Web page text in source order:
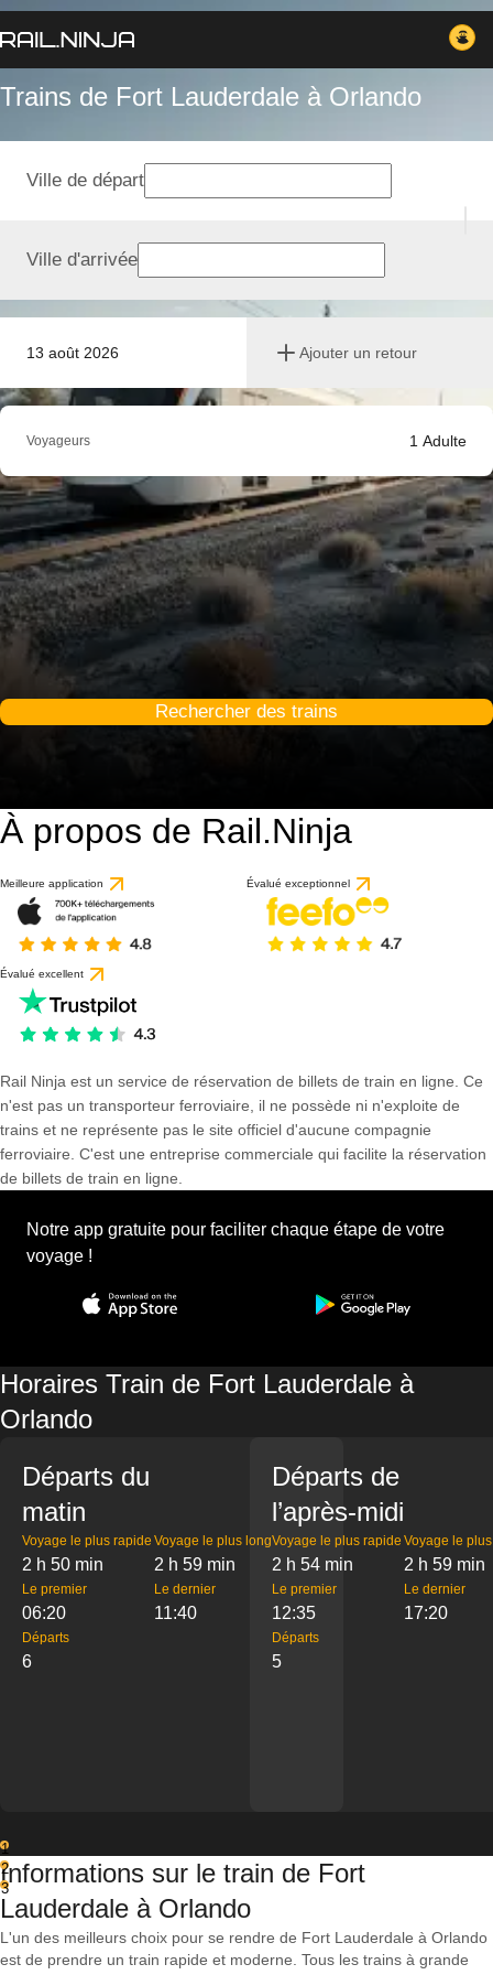
Trains de Fort Lauderdale à Orlando
13 août 2026 Ajouter un retour
Ville de départ
Ville d'arrivée
Voyageurs 1 Adulte
Rechercher des trains
À propos de Rail.Ninja
Meilleure application Évalué exceptionnel
Évalué excellent
Rail Ninja est un service de réservation de billets de train en ligne. Ce
n'est pas un transporteur ferroviaire, il ne possède ni n'exploite de
trains et ne représente pas le site officiel d'aucune compagnie
ferroviaire. C'est une entreprise commerciale qui facilite la réservation
de billets de train en ligne.
Notre app gratuite pour faciliter chaque étape de votre
voyage !
Horaires Train de Fort Lauderdale à
Orlando
Départs du
matin
Voyage le plus rapide
2 h 50 min
Voyage le plus long
2 h 59 min
Le premier
06:20
Le dernier
11:40
Départs
6
Départs de
l’après-midi
Voyage le plus rapide
2 h 54 min
Voyage le
2 h 59 min
Le premier
12:35
Le dernier
17:20
Départs
5
1
2
3
Informations sur le train de Fort
Lauderdale à Orlando
L'un des meilleurs choix pour se rendre de Fort Lauderdale à Orlando
est de prendre un train rapide et moderne. Tous les trains à grande